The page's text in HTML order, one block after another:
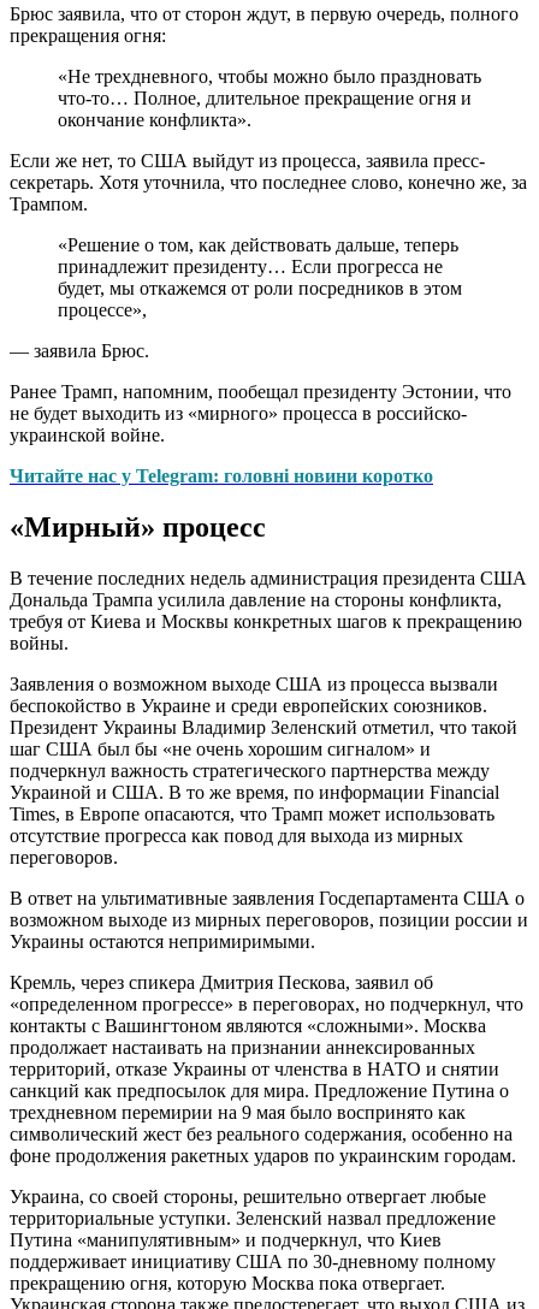
Брюс заявила, что от сторон ждут, в первую очередь, полного
прекращения огня:
«Не трехдневного, чтобы можно было праздновать
что-то… Полное, длительное прекращение огня и
окончание конфликта».
Если же нет, то США выйдут из процесса, заявила пресс-
секретарь. Хотя уточнила, что последнее слово, конечно же, за
Трампом.
«Решение о том, как действовать дальше, теперь
принадлежит президенту… Если прогресса не
будет, мы откажемся от роли посредников в этом
процессе»,
— заявила Брюс.
Ранее Трамп, напомним, пообещал президенту Эстонии, что
не будет выходить из «мирного» процесса в российско-
украинской войне.
Читайте нас у Telegram: головні новини коротко
«Мирный» процесс
В течение последних недель администрация президента США
Дональда Трампа усилила давление на стороны конфликта,
требуя от Киева и Москвы конкретных шагов к прекращению
войны.
Заявления о возможном выходе США из процесса вызвали
беспокойство в Украине и среди европейских союзников.
Президент Украины Владимир Зеленский отметил, что такой
шаг США был бы «не очень хорошим сигналом» и
подчеркнул важность стратегического партнерства между
Украиной и США. В то же время, по информации Financial
Times, в Европе опасаются, что Трамп может использовать
отсутствие прогресса как повод для выхода из мирных
переговоров.
В ответ на ультимативные заявления Госдепартамента США о
возможном выходе из мирных переговоров, позиции россии и
Украины остаются непримиримыми.
Кремль, через спикера Дмитрия Пескова, заявил об
«определенном прогрессе» в переговорах, но подчеркнул, что
контакты с Вашингтоном являются «сложными». Москва
продолжает настаивать на признании аннексированных
территорий, отказе Украины от членства в НАТО и снятии
санкций как предпосылок для мира. Предложение Путина о
трехдневном перемирии на 9 мая было воспринято как
символический жест без реального содержания, особенно на
фоне продолжения ракетных ударов по украинским городам.
Украина, со своей стороны, решительно отвергает любые
территориальные уступки. Зеленский назвал предложение
Путина «манипулятивным» и подчеркнул, что Киев
поддерживает инициативу США по 30-дневному полному
прекращению огня, которую Москва пока отвергает.
Украинская сторона также предостерегает, что выход США из